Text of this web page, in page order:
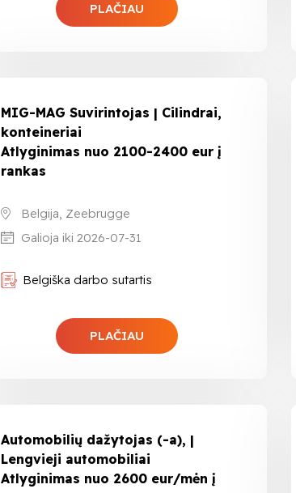
PLAČIAU
MIG-MAG Suvirintojas | Cilindrai,
konteineriai
Atlyginimas nuo 2100-2400 eur į
rankas
Belgija, Zeebrugge
Galioja iki 2026-07-31
Belgiška darbo sutartis
PLAČIAU
Automobilių dažytojas (-a), |
Lengvieji automobiliai
Atlyginimas nuo 2600 eur/mėn į